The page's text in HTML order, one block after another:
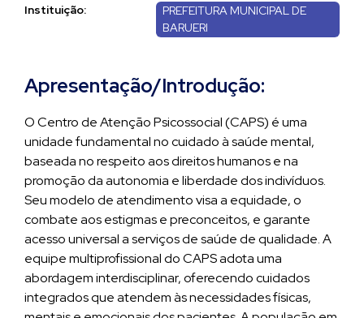
Instituição:
PREFEITURA MUNICIPAL DE
BARUERI
Apresentação/Introdução:
O Centro de Atenção Psicossocial (CAPS) é uma
unidade fundamental no cuidado à saúde mental,
baseada no respeito aos direitos humanos e na
promoção da autonomia e liberdade dos indivíduos.
Seu modelo de atendimento visa a equidade, o
combate aos estigmas e preconceitos, e garante
acesso universal a serviços de saúde de qualidade. A
equipe multiprofissional do CAPS adota uma
abordagem interdisciplinar, oferecendo cuidados
integrados que atendem às necessidades físicas,